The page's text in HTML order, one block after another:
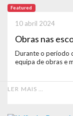
Featured
Obras nas
10 abril 2024
Durante o período
equipa de obras e
LER MAIS …